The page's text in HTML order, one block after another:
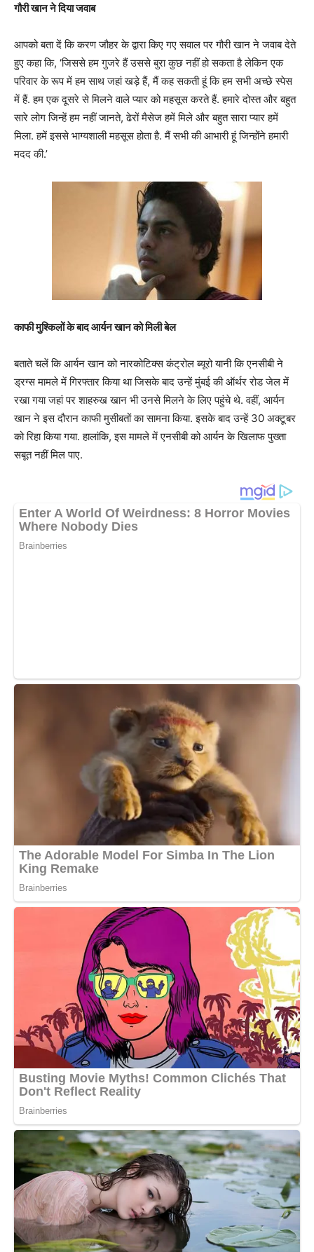
गौरी खान ने दिया जवाब
आपको बता दें कि करण जौहर के द्वारा किए गए सवाल पर गौरी खान ने जवाब देते
हुए कहा कि, ‘जिससे हम गुजरे हैं उससे बुरा कुछ नहीं हो सकता है लेकिन एक
परिवार के रूप में हम साथ जहां खड़े हैं, मैं कह सकती हूं कि हम सभी अच्छे स्पेस
में हैं. हम एक दूसरे से मिलने वाले प्यार को महसूस करते हैं. हमारे दोस्त और बहुत
सारे लोग जिन्हें हम नहीं जानते, ढेरों मैसेज हमें मिले और बहुत सारा प्यार हमें
मिला. हमें इससे भाग्यशाली महसूस होता है. मैं सभी की आभारी हूं जिन्होंने हमारी
मदद की.’
काफी मुश्किलों के बाद आर्यन खान को मिली बेल
बताते चलें कि आर्यन खान को नारकोटिक्स कंट्रोल ब्यूरो यानी कि एनसीबी ने
ड्रग्स मामले में गिरफ्तार किया था जिसके बाद उन्हें मुंबई की ऑर्थर रोड जेल में
रखा गया जहां पर शाहरुख खान भी उनसे मिलने के लिए पहुंचे थे. वहीं, आर्यन
खान ने इस दौरान काफी मुसीबतों का सामना किया. इसके बाद उन्हें 30 अक्टूबर
को रिहा किया गया. हालांकि, इस मामले में एनसीबी को आर्यन के खिलाफ पुख्ता
सबूत नहीं मिल पाए.